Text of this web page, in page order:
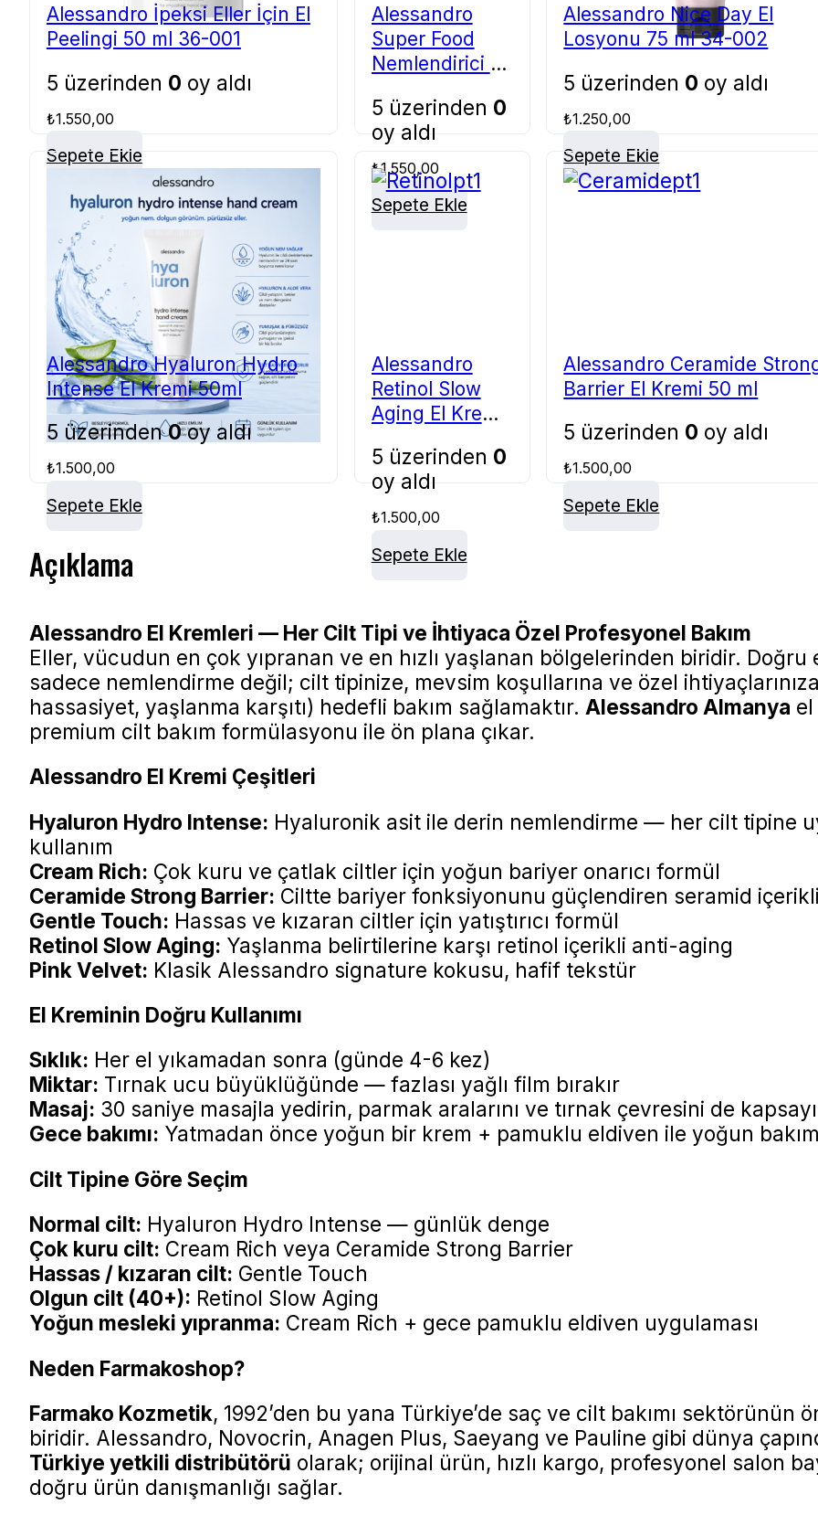
Alessandro İpeksi Eller İçin El
Peelingi 50 ml 36-001
5 üzerinden 0 oy aldı
₺1.550,00
Sepete Ekle
Alessandro
Super Food
Nemlendirici El
004
5 üzerinden 0
oy aldı
₺1.550,00
Sepete Ekle
Alessandro Nice Day El
Losyonu 75 ml 34-002
5 üzerinden 0 oy aldı
₺1.250,00
Sepete Ekle
Alessandro Hyaluron Hydro
Intense El Kremi 50ml
5 üzerinden0oy aldı
₺1.500,00
Sepete Ekle
Alessandro
Retinol Slow
Aging El Kremi
5 üzerinden 0
oy aldı
₺1.500,00
Sepete Ekle
Alessandro Ceramide
Barrier El Kremi 50 ml
5 üzerinden 0 oy aldı
₺1.500,00
Sepete Ekle
Açıklama
Alessandro El Kremleri — Her Cilt Tipi ve İhtiyaca Özel Profesyonel Bakım
Eller, vücudun en çok yıpranan ve en hızlı yaşlanan bölgelerinden biridir. Doğru
sadece nemlendirme değil; cilt tipinize, mevsim koşullarına ve özel
hassasiyet, yaşlanma karşıtı) hedefli bakım sağlamaktır. Alessandro Almanya
premium cilt bakım formülasyonu ile ön plana çıkar.
Alessandro El Kremi Çeşitleri
Hyaluron Hydro Intense: Hyaluronik asit ile derin nemlendirme — her cilt tipine
kullanım
Cream Rich: Çok kuru ve çatlak ciltler için yoğun bariyer onarıcı formül
Ceramide Strong Barrier: Ciltte bariyer fonksiyonunu güçlendiren seramid içerikli
Gentle Touch: Hassas ve kızaran ciltler için yatıştırıcı formül
Retinol Slow Aging: Yaşlanma belirtilerine karşı retinol içerikli anti-aging
Pink Velvet: Klasik Alessandro signature kokusu, hafif tekstür
El Kreminin Doğru Kullanımı
Sıklık: Her el yıkamadan sonra (günde 4-6 kez)
Miktar: Tırnak ucu büyüklüğünde — fazlası yağlı film bırakır
Masaj: 30 saniye masajla yedirin, parmak aralarını ve tırnak çevresini de
Gece bakımı: Yatmadan önce yoğun bir krem + pamuklu eldiven ile yoğun bakım
Cilt Tipine Göre Seçim
Normal cilt: Hyaluron Hydro Intense — günlük denge
Çok kuru cilt: Cream Rich veya Ceramide Strong Barrier
Hassas / kızaran cilt: Gentle Touch
Olgun cilt (40+): Retinol Slow Aging
Yoğun mesleki yıpranma: Cream Rich + gece pamuklu eldiven uygulaması
Neden Farmakoshop?
Farmako Kozmetik, 1992’den bu yana Türkiye’de saç ve cilt bakımı sektörünün
biridir. Alessandro, Novocrin, Anagen Plus, Saeyang ve Pauline gibi dünya
Türkiye yetkili distribütörü olarak; orijinal ürün, hızlı kargo, profesyonel salon
doğru ürün danışmanlığı sağlar.